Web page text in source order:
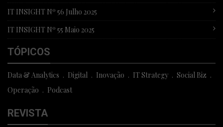
IT INSIGHT Nº 56 Julho 2025
IT INSIGHT Nº 55 Maio 2025
TÓPICOS
Data & Analytics Digital Inovação IT Strategy
Social Biz
Operação
Podcast
REVISTA